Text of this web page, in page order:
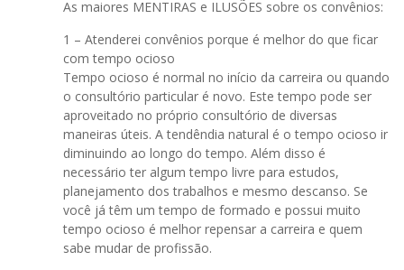
As maiores MENTIRAS e ILUSÕES sobre os convênios:
1 – Atenderei convênios porque é melhor do que ficar
com tempo ocioso
Tempo ocioso é normal no início da carreira ou quando
o consultório particular é novo. Este tempo pode ser
aproveitado no próprio consultório de diversas
maneiras úteis. A tendêndia natural é o tempo ocioso ir
diminuindo ao longo do tempo. Além disso é
necessário ter algum tempo livre para estudos,
planejamento dos trabalhos e mesmo descanso. Se
você já têm um tempo de formado e possui muito
tempo ocioso é melhor repensar a carreira e quem
sabe mudar de profissão.